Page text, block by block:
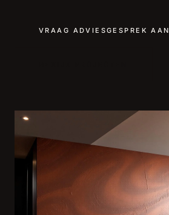
VRAAG ADVIESGESPREK AAN